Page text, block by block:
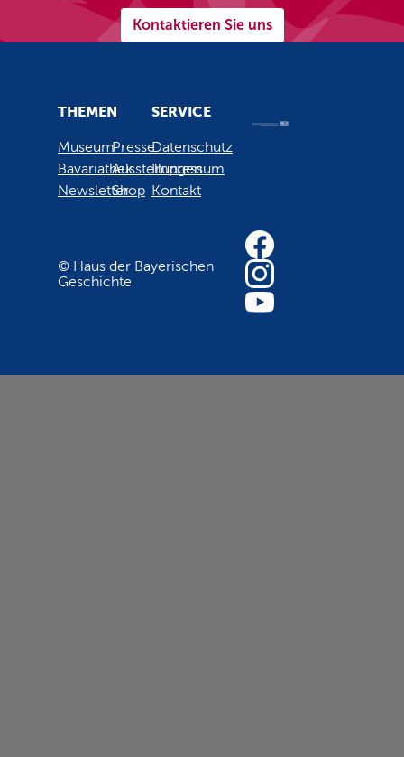
Kontaktieren Sie uns
THEMEN
Museum
Bavariathek
Newsletter
Presse
Ausstellungen
Shop
SERVICE
Datenschutz
Impressum
Kontakt
© Haus der Bayerischen
Geschichte